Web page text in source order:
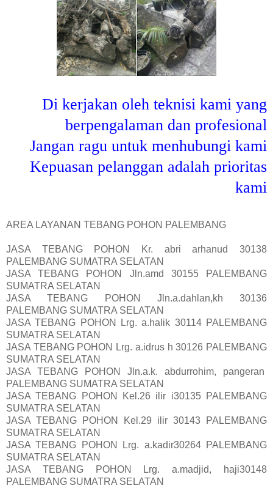
Di kerjakan oleh teknisi kami yang
berpengalaman dan profesional
Jangan ragu untuk menhubungi kami
Kepuasan pelanggan adalah prioritas
kami
AREA LAYANAN TEBANG POHON PALEMBANG
JASA TEBANG POHON Kr. abri arhanud 30138
PALEMBANG SUMATRA SELATAN
JASA TEBANG POHON Jln.amd 30155 PALEMBANG
SUMATRA SELATAN
JASA TEBANG POHON Jln.a.dahlan,kh 30136
PALEMBANG SUMATRA SELATAN
JASA TEBANG POHON Lrg. a.halik 30114 PALEMBANG
SUMATRA SELATAN
JASA TEBANG POHON Lrg. a.idrus h 30126 PALEMBANG
SUMATRA SELATAN
JASA TEBANG POHON Jln.a.k. abdurrohim, pangeran
PALEMBANG SUMATRA SELATAN
JASA TEBANG POHON Kel.26 ilir i30135 PALEMBANG
SUMATRA SELATAN
JASA TEBANG POHON Kel.29 ilir 30143 PALEMBANG
SUMATRA SELATAN
JASA TEBANG POHON Lrg. a.kadir30264 PALEMBANG
SUMATRA SELATAN
JASA TEBANG POHON Lrg. a.madjid, haji30148
PALEMBANG SUMATRA SELATAN